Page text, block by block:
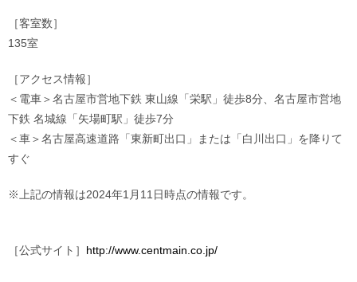
［客室数］
135室
［アクセス情報］
＜電車＞名古屋市営地下鉄 東山線「栄駅」徒歩8分、名古屋市営地
下鉄 名城線「矢場町駅」徒歩7分
＜車＞名古屋高速道路「東新町出口」または「白川出口」を降りて
すぐ
※上記の情報は2024年1月11日時点の情報です。
［公式サイト］ http://www.centmain.co.jp/